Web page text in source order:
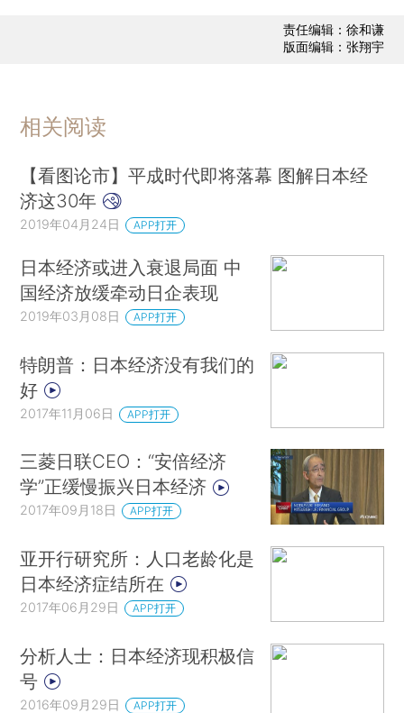
责任编辑：徐和谦
版面编辑：张翔宇
相关阅读
【看图论市】平成时代即将落幕 图解日本经
济这30年
2019年04月24日 APP打开
日本经济或进入衰退局面 中
国经济放缓牵动日企表现
2019年03月08日 APP打开
特朗普：日本经济没有我们的
好
2017年11月06日 APP打开
三菱日联CEO：“安倍经济
学”正缓慢振兴日本经济
2017年09月18日 APP打开
亚开行研究所：人口老龄化是
日本经济症结所在
2017年06月29日 APP打开
分析人士：日本经济现积极信
号
2016年09月29日 APP打开